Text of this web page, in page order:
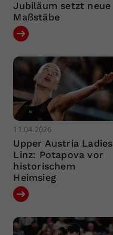
Jubiläum setzt neue
Maßstäbe
11.04.2026
Upper Austria Ladies
Linz: Potapova vor
historischem
Heimsieg